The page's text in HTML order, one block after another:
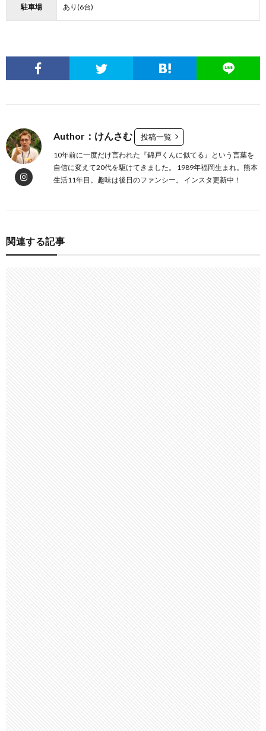
駐車場 あり(6台)
Author：けんさむ 投稿一覧
10年前に一度だけ言われた『錦戸くんに似てる』という言葉を
自信に変えて20代を駆けてきました。 1989年福岡生まれ。熊本
生活11年目。趣味は後日のファンシー。 インスタ更新中！
関連する記事